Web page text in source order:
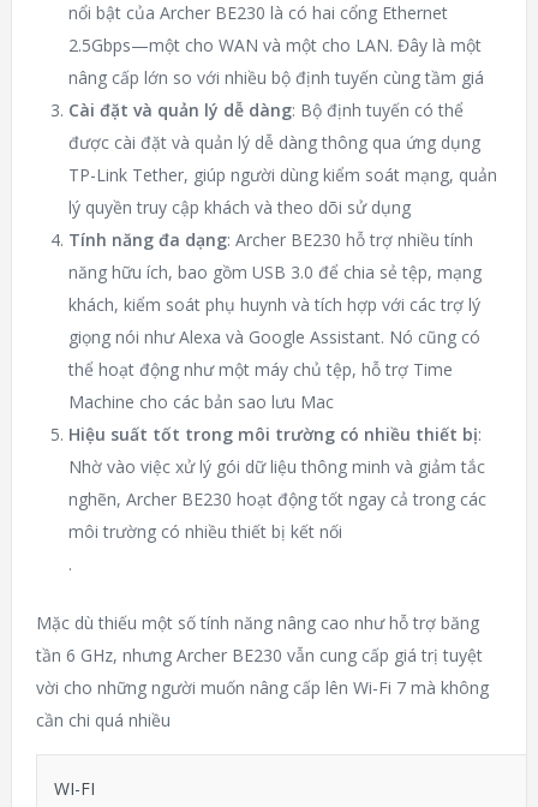
nổi bật của Archer BE230 là có hai cổng Ethernet
2.5Gbps—một cho WAN và một cho LAN. Đây là một
nâng cấp lớn so với nhiều bộ định tuyến cùng tầm giá​
Cài đặt và quản lý dễ dàng: Bộ định tuyến có thể
được cài đặt và quản lý dễ dàng thông qua ứng dụng
TP-Link Tether, giúp người dùng kiểm soát mạng, quản
lý quyền truy cập khách và theo dõi sử dụng​
Tính năng đa dạng: Archer BE230 hỗ trợ nhiều tính
năng hữu ích, bao gồm USB 3.0 để chia sẻ tệp, mạng
khách, kiểm soát phụ huynh và tích hợp với các trợ lý
giọng nói như Alexa và Google Assistant. Nó cũng có
thể hoạt động như một máy chủ tệp, hỗ trợ Time
Machine cho các bản sao lưu Mac​
Hiệu suất tốt trong môi trường có nhiều thiết bị:
Nhờ vào việc xử lý gói dữ liệu thông minh và giảm tắc
nghẽn, Archer BE230 hoạt động tốt ngay cả trong các
môi trường có nhiều thiết bị kết nối​
.
Mặc dù thiếu một số tính năng nâng cao như hỗ trợ băng
tần 6 GHz, nhưng Archer BE230 vẫn cung cấp giá trị tuyệt
vời cho những người muốn nâng cấp lên Wi-Fi 7 mà không
cần chi quá nhiều​
WI-FI